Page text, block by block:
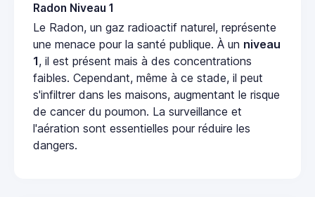
Radon Niveau 1
Le Radon, un gaz radioactif naturel, représente
une menace pour la santé publique. À un niveau
1, il est présent mais à des concentrations
faibles. Cependant, même à ce stade, il peut
s'infiltrer dans les maisons, augmentant le risque
de cancer du poumon. La surveillance et
l'aération sont essentielles pour réduire les
dangers.